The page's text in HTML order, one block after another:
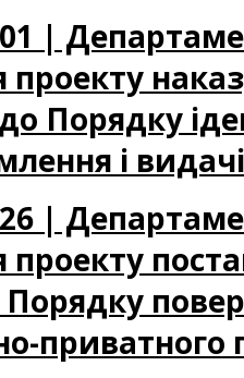
|
Порядку
і
|
приватного